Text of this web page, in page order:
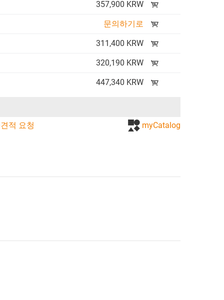
357,900 KRW
문의하기로
311,400 KRW
320,190 KRW
447,340 KRW
견적 요청 myCatalog